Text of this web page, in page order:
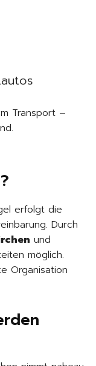
Transport –
erfolgt die
Durch
und
möglich.
Organisation